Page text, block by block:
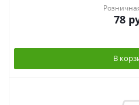
78
В